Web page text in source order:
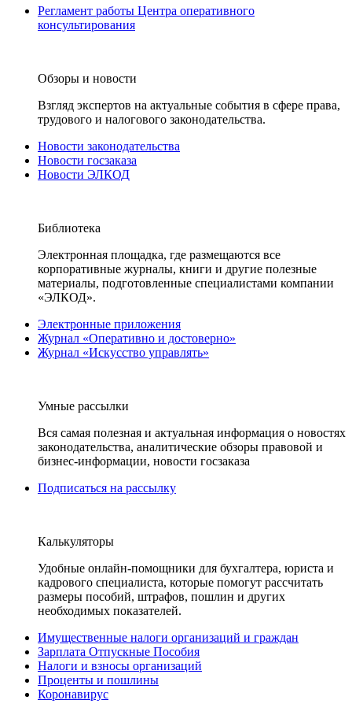
Регламент работы Центра оперативного
консультирования
Обзоры и новости
Взгляд экспертов на актуальные события в сфере права,
трудового и налогового законодательства.
Новости законодательства
Новости госзаказа
Новости ЭЛКОД
Библиотека
Электронная площадка, где размещаются все
корпоративные журналы, книги и другие полезные
материалы, подготовленные специалистами компании
«ЭЛКОД».
Электронные приложения
Журнал «Оперативно и достоверно»
Журнал «Искусство управлять»
Умные рассылки
Вся самая полезная и актуальная информация о новостях
законодательства, аналитические обзоры правовой и
бизнес-информации, новости госзаказа
Подписаться на рассылку
Калькуляторы
Удобные онлайн-помощники для бухгалтера, юриста и
кадрового специалиста, которые помогут рассчитать
размеры пособий, штрафов, пошлин и других
необходимых показателей.
Имущественные налоги организаций и граждан
Зарплата Отпускные Пособия
Налоги и взносы организаций
Проценты и пошлины
Коронавирус